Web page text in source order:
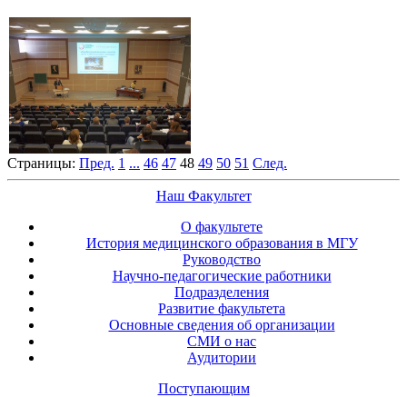
Страницы: Пред. 1 ... 46 47 48 49 50 51 След.
Наш Факультет
О факультете
История медицинского образования в МГУ
Руководство
Научно-педагогические работники
Подразделения
Развитие факультета
Основные сведения об организации
СМИ о нас
Аудитории
Поступающим